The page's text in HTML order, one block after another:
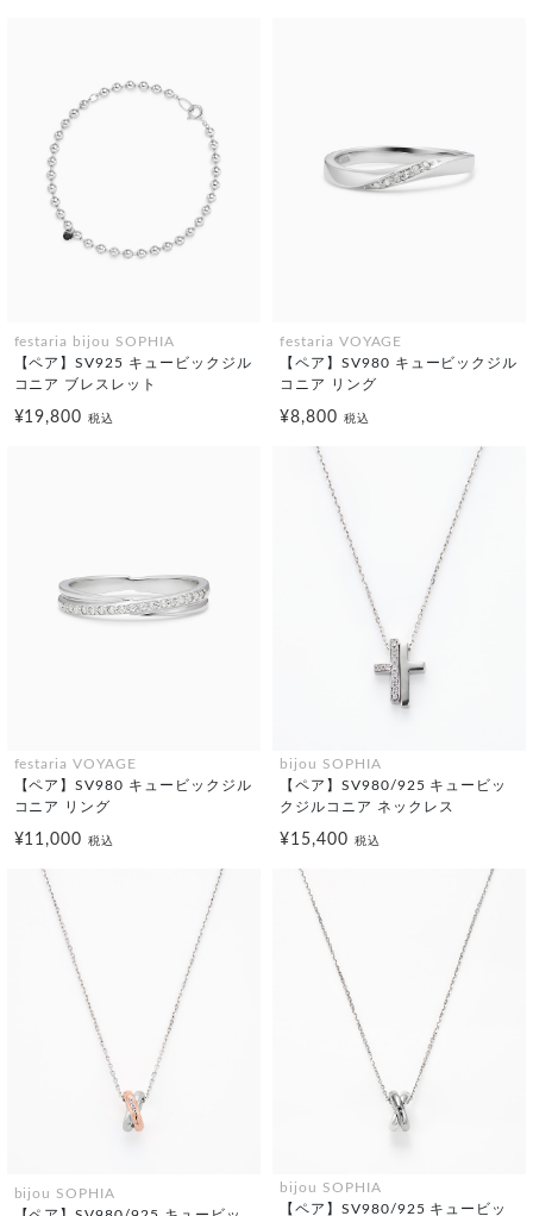
festaria bijou SOPHIA
【ペア】SV925 キュービックジル
コニア ブレスレット
¥19,800税込
festaria VOYAGE
【ペア】SV980 キュービックジル
コニア リング
¥8,800 税込
festaria VOYAGE
【ペア】SV980 キュービックジル
コニア リング
¥11,000税込
bijou SOPHIA
【ペア】SV980/925 キュービッ
クジルコニア ネックレス
¥15,400 税込
bijou SOPHIA
bijou SOPHIA
【ペア】SV980/925 キュービッ